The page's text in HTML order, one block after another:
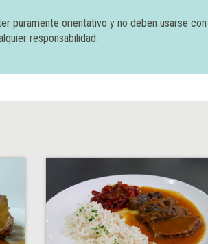
puramente orientativo y no deben usarse
responsabilidad.